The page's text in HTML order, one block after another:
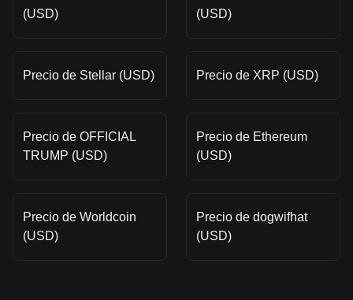
(USD)
(USD)
Precio de Stellar (USD) Precio de XRP (USD)
Precio de OFFICIAL
TRUMP (USD)
Precio de Ethereum
(USD)
Precio de Worldcoin
(USD)
Precio de dogwifhat
(USD)